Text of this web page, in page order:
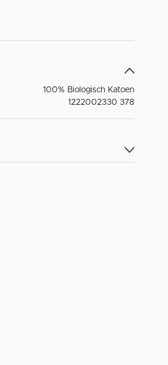
100% Biologisch Katoen
1222002330 378